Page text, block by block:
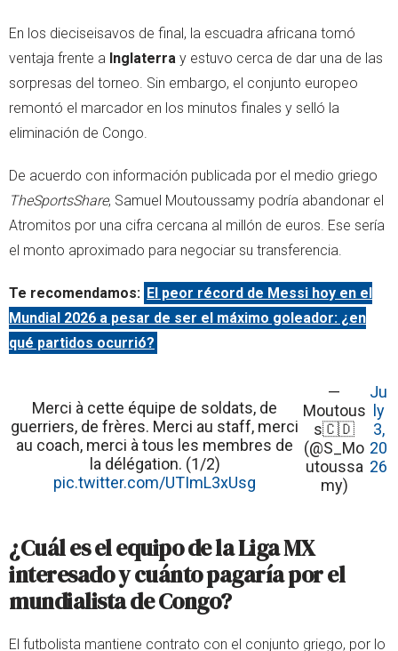
En los dieciseisavos de final, la escuadra africana tomó
ventaja frente a Inglaterra y estuvo cerca de dar una de las
sorpresas del torneo. Sin embargo, el conjunto europeo
remontó el marcador en los minutos finales y selló la
eliminación de Congo.
De acuerdo con información publicada por el medio griego
TheSportsShare, Samuel Moutoussamy podría abandonar el
Atromitos por una cifra cercana al millón de euros. Ese sería
el monto aproximado para negociar su transferencia.
Te recomendamos: El peor récord de Messi hoy en el
Mundial 2026 a pesar de ser el máximo goleador: ¿en
qué partidos ocurrió?
Merci à cette équipe de soldats, de
guerriers, de frères. Merci au staff, merci
au coach, merci à tous les membres de
la délégation. (1/2)
pic.twitter.com/UTImL3xUsg
—
Moutous
s🇨🇩
(@S_Mo
utoussa
my)
Ju
ly
3,
20
26
¿Cuál es el equipo de la Liga MX
interesado y cuánto pagaría por el
mundialista de Congo?
El futbolista mantiene contrato con el conjunto griego, por lo